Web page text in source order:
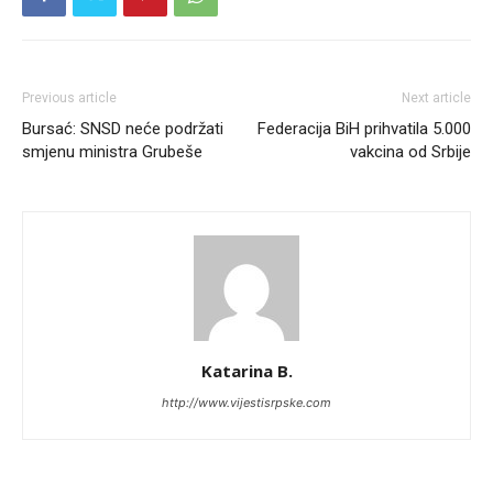
Previous article
Bursać: SNSD neće podržati
smjenu ministra Grubeše
Next article
Federacija BiH prihvatila 5.000
vakcina od Srbije
Katarina B.
http://www.vijestisrpske.com